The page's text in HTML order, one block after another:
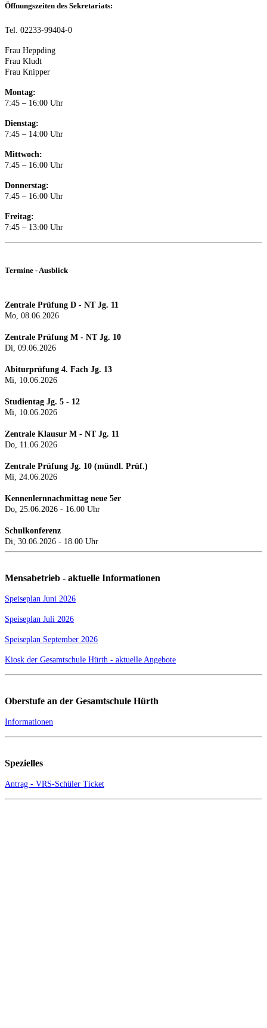
Öffnungszeiten des Sekretariats:
Tel. 02233-99404-0
Frau Heppding
Frau Kludt
Frau Knipper
Montag:
7:45 – 16:00 Uhr
Dienstag:
7:45 – 14:00 Uhr
Mittwoch:
7:45 – 16:00 Uhr
Donnerstag:
7:45 – 16:00 Uhr
Freitag:
7:45 – 13:00 Uhr
Termine - Ausblick
Zentrale Prüfung D - NT Jg. 11
Mo, 08.06.2026
Zentrale Prüfung M - NT Jg. 10
Di, 09.06.2026
Abiturprüfung 4. Fach Jg. 13
Mi, 10.06.2026
Studientag Jg. 5 - 12
Mi, 10.06.2026
Zentrale Klausur M - NT Jg. 11
Do, 11.06.2026
Zentrale Prüfung Jg. 10 (mündl. Prüf.)
Mi, 24.06.2026
Kennenlernnachmittag neue 5er
Do, 25.06.2026 - 16.00 Uhr
Schulkonferenz
Di, 30.06.2026 - 18.00 Uhr
Mensabetrieb - aktuelle Informationen
Speiseplan Juni 2026
Speiseplan Juli 2026
Speiseplan September 2026
Kiosk der Gesamtschule Hürth - aktuelle Angebote
Oberstufe an der Gesamtschule Hürth
Informationen
Spezielles
Antrag - VRS-Schüler Ticket